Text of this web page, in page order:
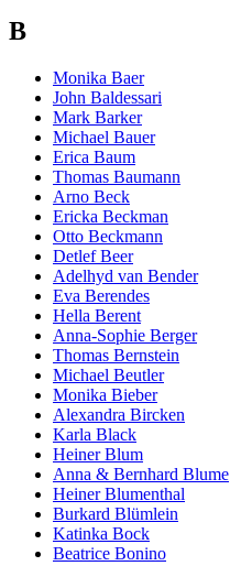
B
Monika Baer
John Baldessari
Mark Barker
Michael Bauer
Erica Baum
Thomas Baumann
Arno Beck
Ericka Beckman
Otto Beckmann
Detlef Beer
Adelhyd van Bender
Eva Berendes
Hella Berent
Anna-Sophie Berger
Thomas Bernstein
Michael Beutler
Monika Bieber
Alexandra Bircken
Karla Black
Heiner Blum
Anna & Bernhard Blume
Heiner Blumenthal
Burkard Blümlein
Katinka Bock
Beatrice Bonino